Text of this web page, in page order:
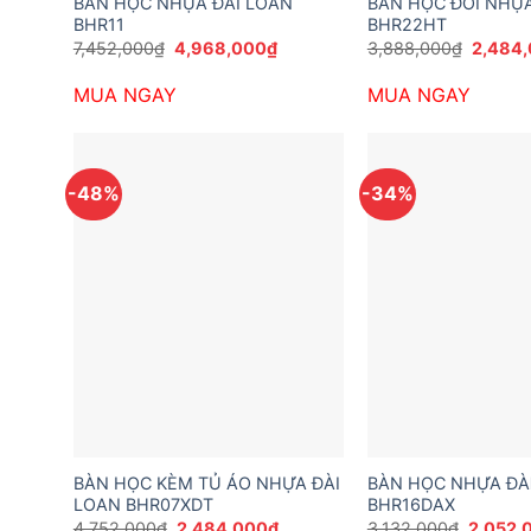
BHR11
7,452,000₫ Giá
gốc
7,452,000₫.
4,968,000₫Giá
MUA NGAY
BHR22HT
3,888,000₫ Giá
gốc
MUA NGAY
-48%
BÀN HỌC KÈM TỦ ÁO NHỰA ĐÀI
LOAN BHR07XDT
Giá Giá
-34%
BÀN HỌC NHỰA
BHR16DAX
Giá